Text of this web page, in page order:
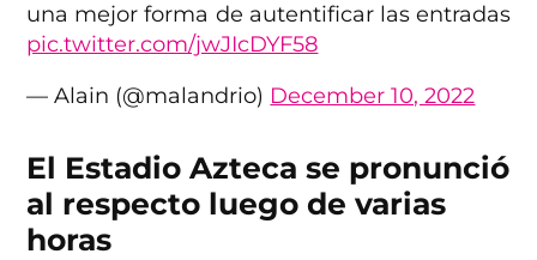
una mejor forma de autentificar las entradas
pic.twitter.com/jwJIcDYF58
— Alain (@malandrio) December 10, 2022
El Estadio Azteca se pronunció
al respecto luego de varias
horas